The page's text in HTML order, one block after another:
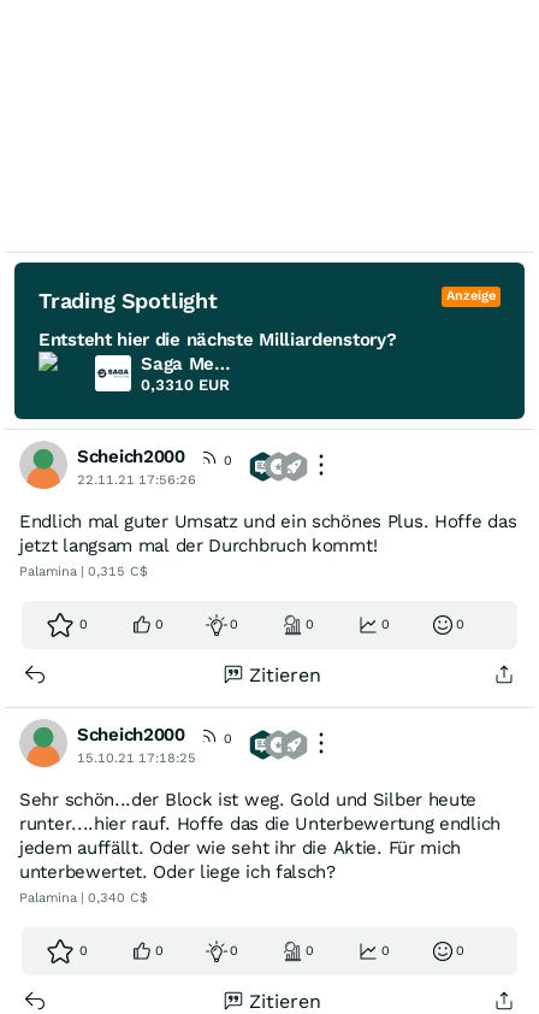
Trading Spotlight Anzeige
Entsteht hier die nächste Milliardenstory?
Saga Metals
0,3310 EUR
Scheich2000
0
22.11.21 17:56:26
Endlich mal guter Umsatz und ein schönes Plus. Hoffe das
jetzt langsam mal der Durchbruch kommt!
Palamina | 0,315 C$
0 0 0 0 0 0
Zitieren
Scheich2000
0
15.10.21 17:18:25
Sehr schön...der Block ist weg. Gold und Silber heute
runter....hier rauf. Hoffe das die Unterbewertung endlich
jedem auffällt. Oder wie seht ihr die Aktie. Für mich
unterbewertet. Oder liege ich falsch?
Palamina | 0,340 C$
0 0 0 0 0 0
Zitieren